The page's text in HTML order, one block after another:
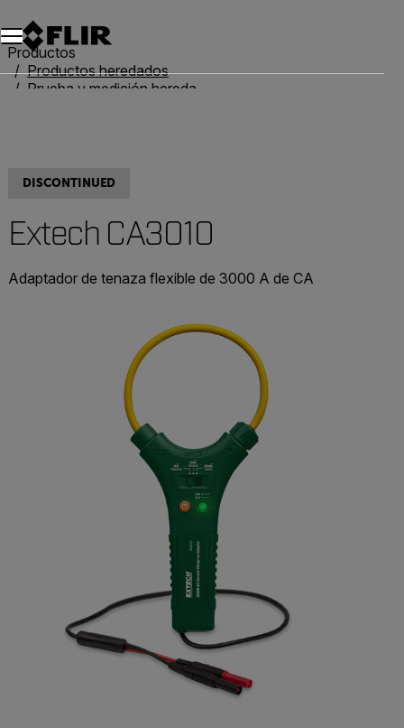
Unread messages
Modelo
Eliminar
artículos
artículo
Añadir al carro
Añadido al carro
Productos
Productos heredados
Prueba y medición heredadas
DISCONTINUED
Extech CA3010
Adaptador de tenaza flexible de 3000 A de CA